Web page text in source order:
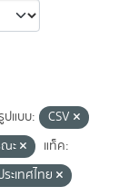
ปแบบ:
CSV
ะ
แท็ค:
ะเทศไทย